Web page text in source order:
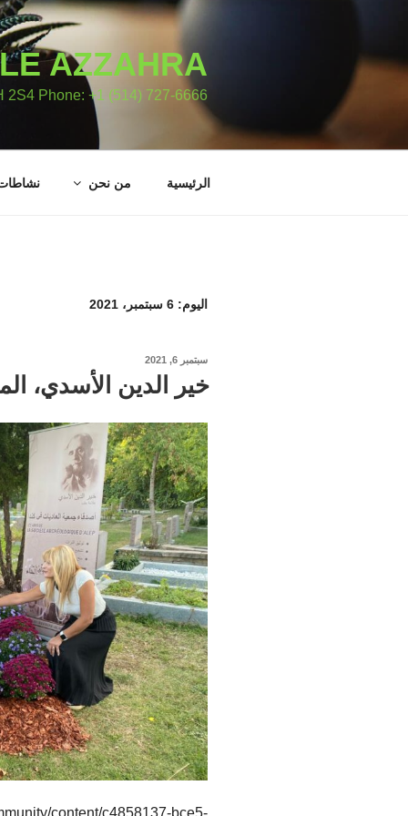
AZZAHRA
2S4 Phone: +1 (514) 727-6666
الرئيسية من نحن
اليوم: 6 سبتمبر، 2021
نُشر
سبتمبر 6, 2021
خير الدين الأسدي،
content/c4858137-bce5-